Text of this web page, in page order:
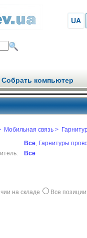
UA
Собрать компьютер
Мобильная связь >
Все, Гарнитуры
Все
на складе Все позиции